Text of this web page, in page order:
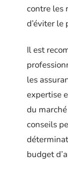
contre les
d’éviter le
Il est
les
expertise
du
conseils
budget